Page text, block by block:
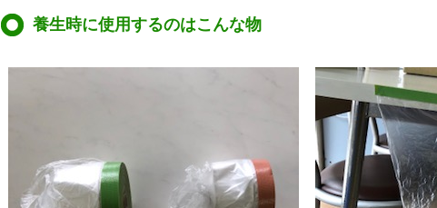
養生時に使用するのはこんな物